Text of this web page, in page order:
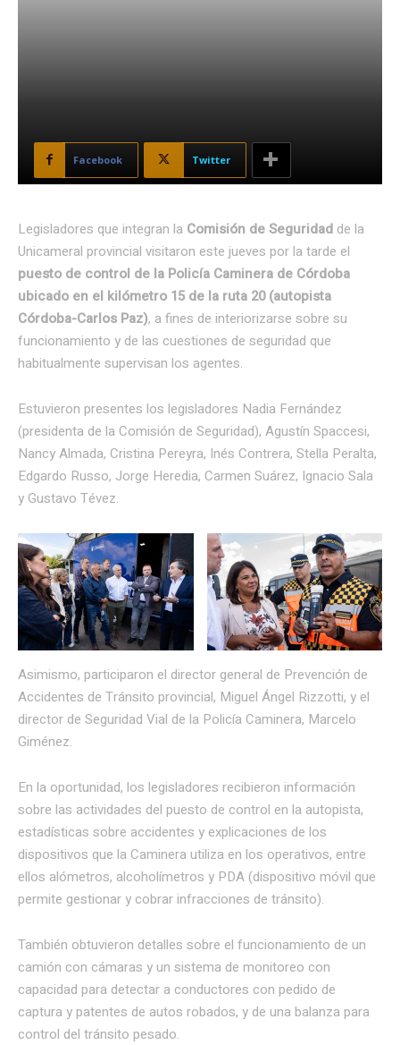
Facebook Twitter
Legisladores que integran la Comisión de Seguridad de la
Unicameral provincial visitaron este jueves por la tarde el
puesto de control de la Policía Caminera de Córdoba
ubicado en el kilómetro 15 de la ruta 20 (autopista
Córdoba-Carlos Paz), a fines de interiorizarse sobre su
funcionamiento y de las cuestiones de seguridad que
habitualmente supervisan los agentes.
Estuvieron presentes los legisladores Nadia Fernández
(presidenta de la Comisión de Seguridad), Agustín Spaccesi,
Nancy Almada, Cristina Pereyra, Inés Contrera, Stella Peralta,
Edgardo Russo, Jorge Heredia, Carmen Suárez, Ignacio Sala
y Gustavo Tévez.
Asimismo, participaron el director general de Prevención de
Accidentes de Tránsito provincial, Miguel Ángel Rizzotti, y el
director de Seguridad Vial de la Policía Caminera, Marcelo
Giménez.
En la oportunidad, los legisladores recibieron información
sobre las actividades del puesto de control en la autopista,
estadísticas sobre accidentes y explicaciones de los
dispositivos que la Caminera utiliza en los operativos, entre
ellos alómetros, alcoholímetros y PDA (dispositivo móvil que
permite gestionar y cobrar infracciones de tránsito).
También obtuvieron detalles sobre el funcionamiento de un
camión con cámaras y un sistema de monitoreo con
capacidad para detectar a conductores con pedido de
captura y patentes de autos robados, y de una balanza para
control del tránsito pesado.